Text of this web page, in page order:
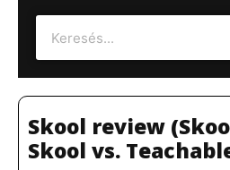
Skool review
Skool vs.